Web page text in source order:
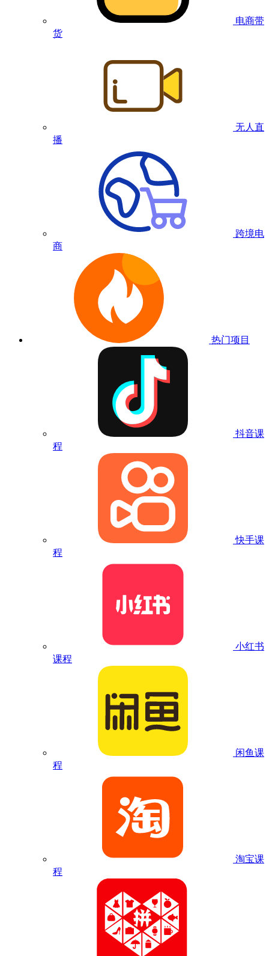
电商带
货
无人直
播
跨境电
商
热门项目
抖音课
程
快手课
程
小红书
课程
闲鱼课
程
淘宝课
程